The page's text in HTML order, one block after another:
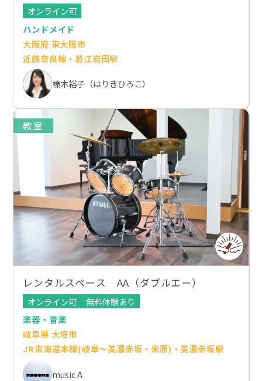
オンライン可
ハンドメイド
大阪府 東大阪市
近鉄奈良線・若江岩田駅
榛木裕子（はりきひろこ）
教室
レンタルスペース AA（ダブルエー）
オンライン可
無料体験あり
楽器・音楽
岐阜県 大垣市
JR東海道本線(岐阜～美濃赤坂・米原)・美濃赤坂駅
music A